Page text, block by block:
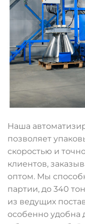
Наша
позволяет
скоростью и
клиентов,
оптом. Мы
партии, до 340
из ведущих
особенно удобна